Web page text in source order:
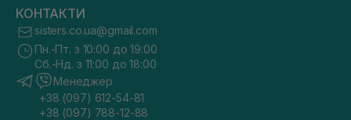
КОНТАКТИ
sisters.co.ua@gmail.com
Пн.-Пт. з 10:00 до 19:00
Сб.-Нд. з 11:00 до 18:00
Менеджер
+38 (097) 612-54-81
+38 (097) 788-12-88